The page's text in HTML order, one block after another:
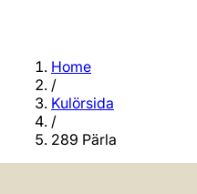
Home
/
Kulörsida
/
289 Pärla